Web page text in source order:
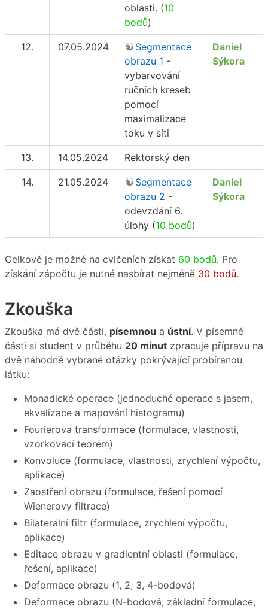
oblasti. (10
bodů)
12. 07.05.2024
Segmentace
obrazu 1 -
vybarvování
ručních kreseb
pomocí
maximalizace
toku v síti
Daniel
Sýkora
13. 14.05.2024 Rektorský den
14. 21.05.2024
Segmentace
obrazu 2 -
odevzdání 6.
úlohy (10 bodů)
Daniel
Sýkora
Celkově je možné na cvičeních získat 60 bodů. Pro
získání zápočtu je nutné nasbírat nejméně 30 bodů.
Zkouška
Zkouška má dvě části, písemnou a ústní. V písemné
části si student v průběhu 20 minut zpracuje přípravu na
dvě náhodně vybrané otázky pokrývající probíranou
látku:
Monadické operace (jednoduché operace s jasem,
ekvalizace a mapování histogramu)
Fourierova transformace (formulace, vlastnosti,
vzorkovací teorém)
Konvoluce (formulace, vlastnosti, zrychlení výpočtu,
aplikace)
Zaostření obrazu (formulace, řešení pomocí
Wienerovy filtrace)
Bilaterální filtr (formulace, zrychlení výpočtu,
aplikace)
Editace obrazu v gradientní oblasti (formulace,
řešení, aplikace)
Deformace obrazu (1, 2, 3, 4-bodová)
Deformace obrazu (N-bodová, základní formulace,